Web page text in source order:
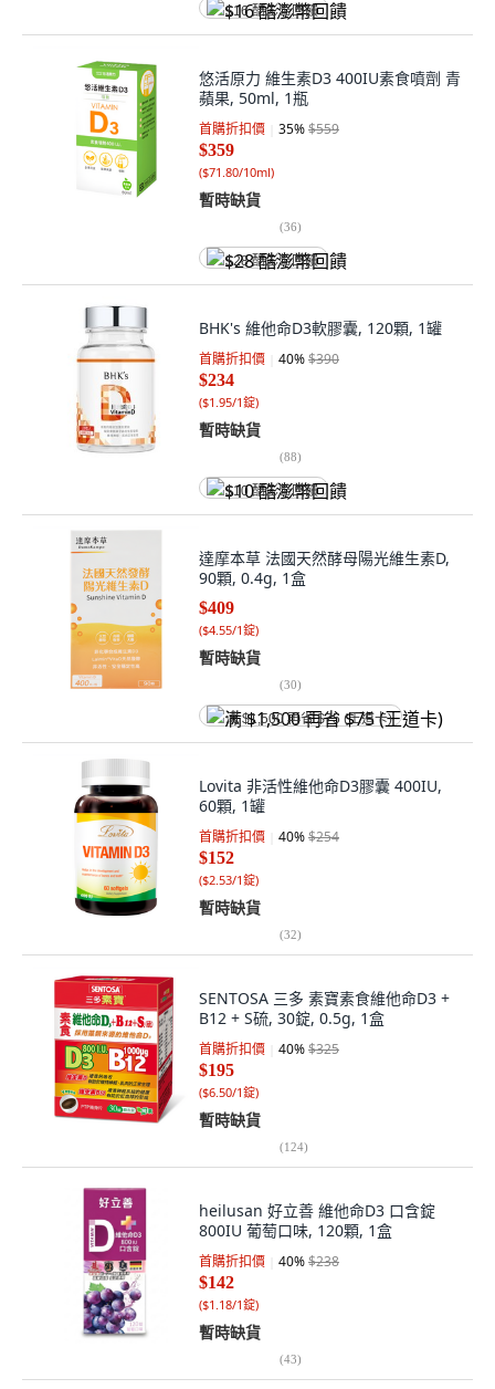
$16 酷澎幣回饋
悠活原力 維生素D3 400IU素食噴劑 青
蘋果, 50ml, 1瓶
首購折扣價 35%$559
$359
($71.80/10ml)
暫時缺貨
(36)
$28 酷澎幣回饋
BHK's 維他命D3軟膠囊, 120顆, 1罐
首購折扣價 40%$390
$234
($1.95/1錠)
暫時缺貨
(88)
$10 酷澎幣回饋
達摩本草 法國天然酵母陽光維生素D,
90顆, 0.4g, 1盒
$409
($4.55/1錠)
暫時缺貨
(30)
满 $1,500 再省 $75 (王道卡)
Lovita 非活性維他命D3膠囊 400IU,
60顆, 1罐
首購折扣價 40%$254
$152
($2.53/1錠)
暫時缺貨
(32)
SENTOSA 三多 素寶素食維他命D3 +
B12 + S硫, 30錠, 0.5g, 1盒
首購折扣價 40%$325
$195
($6.50/1錠)
暫時缺貨
(124)
heilusan 好立善 維他命D3 口含錠
800IU 葡萄口味, 120顆, 1盒
首購折扣價 40%$238
$142
($1.18/1錠)
暫時缺貨
(43)